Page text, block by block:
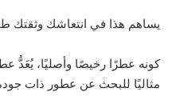
يساهم هذا في انتعاشك وثقتك
كونه عطرًا رخيصًا وأصليًا، يُعَدُّ
مثاليًا للبحث عن عطور ذات